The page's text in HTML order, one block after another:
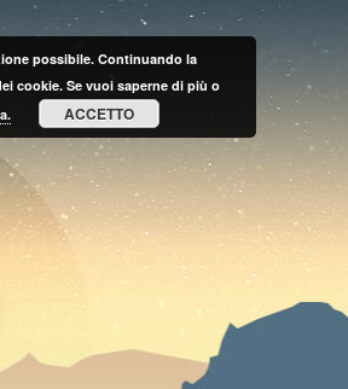
possibile. Continuando la
cookie. Se vuoi saperne di più o
ACCETTO